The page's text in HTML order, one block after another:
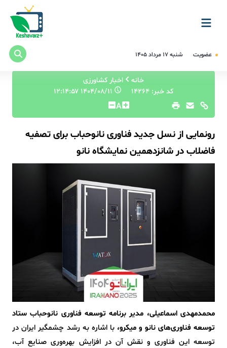
عضویت شنبه ۱۷ مرداد ۱۴۰۵
خانه
اخبار کشاورزی
کد خبر: 14264
A
رونمایی از نسل جدید فناوری نانوحباب برای تصفیه
فاضلاب در شانزدهمین نمایشگاه نانو
محمدمهدی اسماعیلی، مدیر برنامه توسعه فناوری نانوحباب ستاد
توسعه فناوری‌های نانو و میکرو، با اشاره به رشد چشمگیر ایران در
توسعه این فناوری و نقش آن در افزایش بهره‌وری صنایع آب،